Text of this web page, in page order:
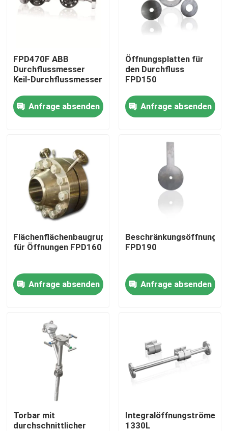
Produkte
Videos
Über uns
Qualitätskontrolle
Kontakt
Referenzen
PSA-Gasgenerator
Psa-Sauerstoff-Generator
FPD470F ABB
Durchflussmesser
Keil-Durchflussmesser
Anfrage absenden
Öffnungsplatten für
den Durchfluss
FPD150
Anfrage absenden
Flächenflächenbaugruppen
für Öffnungen FPD160
Anfrage absenden
FPD190
Anfrage absenden
Torbar mit
durchschnittlicher
1330L